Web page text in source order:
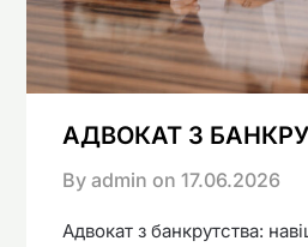
АДВОКАТ З
By admin on 17.06.2026
Адвокат з банкрутства: